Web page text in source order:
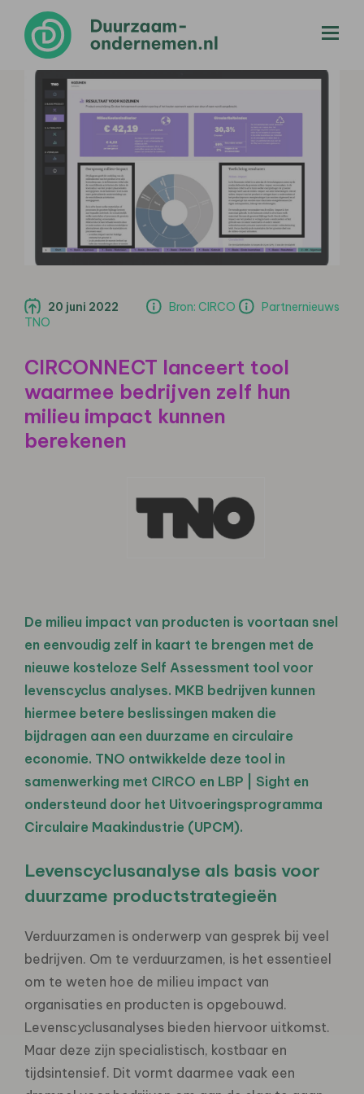
20 juni 2022 Bron: CIRCO
Partnernieuws
TNO
CIRCONNECT lanceert tool
waarmee bedrijven zelf hun
milieu impact kunnen
berekenen
De milieu impact van producten is voortaan snel
en eenvoudig zelf in kaart te brengen met de
nieuwe kosteloze Self Assessment tool voor
levenscyclus analyses. MKB bedrijven kunnen
hiermee betere beslissingen maken die
bijdragen aan een duurzame en circulaire
economie. TNO ontwikkelde deze tool in
samenwerking met CIRCO en LBP | Sight en
ondersteund door het Uitvoeringsprogramma
Circulaire Maakindustrie (UPCM).
Levenscyclusanalyse als basis voor
duurzame productstrategieën
Verduurzamen is onderwerp van gesprek bij veel
bedrijven. Om te verduurzamen, is het essentieel
om te weten hoe de milieu impact van
organisaties en producten is opgebouwd.
Levenscyclusanalyses bieden hiervoor uitkomst.
Maar deze zijn specialistisch, kostbaar en
tijdsintensief. Dit vormt daarmee vaak een